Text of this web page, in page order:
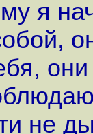
я
не